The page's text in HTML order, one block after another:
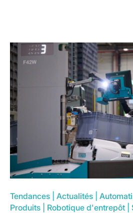
Tendances Actualités
Produits
Robotique d'entrepôt